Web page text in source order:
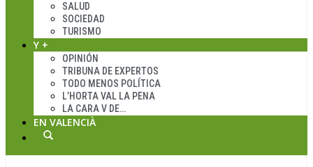
SALUD
SOCIEDAD
TURISMO
Y +
OPINIÓN
TRIBUNA DE EXPERTOS
TODO MENOS POLÍTICA
L’HORTA VAL LA PENA
LA CARA V DE…
EN VALENCIÀ